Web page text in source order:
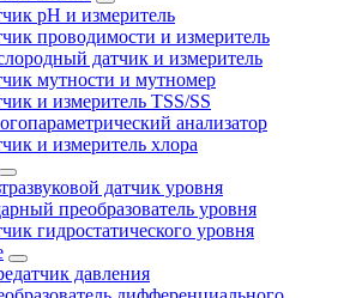
pH и измеритель
проводимости и измеритель
датчик и измеритель
мутности и мутномер
и измеритель TSS/SS
анализатор
и измеритель хлора
датчик уровня
преобразователь уровня
гидростатического уровня
давления